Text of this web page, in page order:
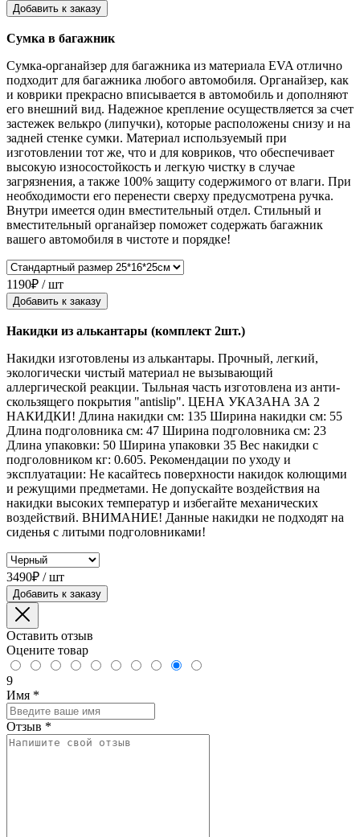
Добавить к заказу
Сумка в багажник
Сумка-органайзер для багажника из материала EVA отлично
подходит для багажника любого автомобиля. Органайзер, как
и коврики прекрасно вписывается в автомобиль и дополняют
его внешний вид. Надежное крепление осуществляется за счет
застежек велькро (липучки), которые расположены снизу и на
задней стенке сумки. Материал используемый при
изготовлении тот же, что и для ковриков, что обеспечивает
высокую износостойкость и легкую чистку в случае
загрязнения, а также 100% защиту содержимого от влаги. При
необходимости его перенести сверху предусмотрена ручка.
Внутри имеется один вместительный отдел. Стильный и
вместительный органайзер поможет содержать багажник
вашего автомобиля в чистоте и порядке!
1190₽ / шт
Добавить к заказу
Накидки из алькантары (комплект 2шт.)
Накидки изготовлены из алькантары. Прочный, легкий,
экологически чистый материал не вызывающий
аллергической реакции. Тыльная часть изготовлена из анти-
скользящего покрытия "antislip". ЦЕНА УКАЗАНА ЗА 2
НАКИДКИ! Длина накидки см: 135 Ширина накидки см: 55
Длина подголовника см: 47 Ширина подголовника см: 23
Длина упаковки: 50 Ширина упаковки 35 Вес накидки с
подголовником кг: 0.605. Рекомендации по уходу и
эксплуатации: Не касайтесь поверхности накидок колющими
и режущими предметами. Не допускайте воздействия на
накидки высоких температур и избегайте механических
воздействий. ВНИМАНИЕ! Данные накидки не подходят на
сиденья с литыми подголовниками!
3490₽ / шт
Добавить к заказу
Оставить отзыв
Оцените товар
9
Имя *
Отзыв *